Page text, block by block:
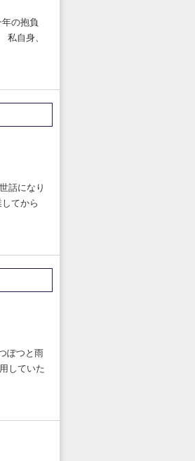
の抱負
私自身、
話になり
てから
ぽつと雨
していた